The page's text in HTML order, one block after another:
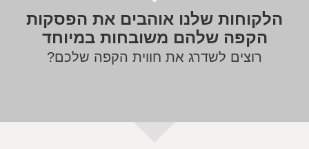
​הלקוחות שלנו אוהבים את הפסקות
הקפה שלהם משובחות במיוחד​
רוצים לשדרג את חווית הקפה שלכם?